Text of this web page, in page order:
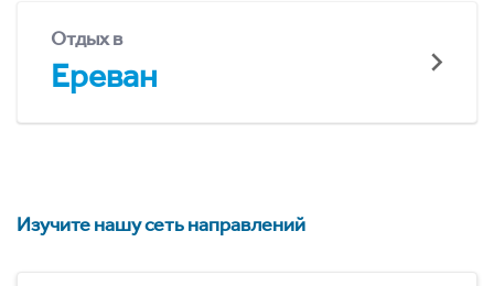
Отдых в
Ереван
Изучите нашу сеть направлений